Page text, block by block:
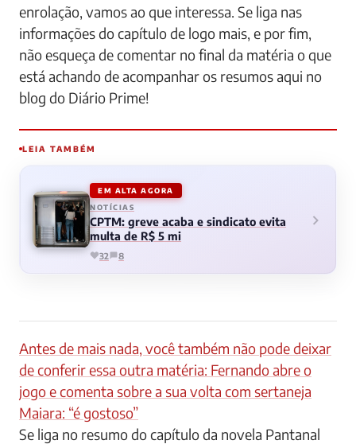
enrolação, vamos ao que interessa. Se liga nas
informações do capítulo de logo mais, e por fim,
não esqueça de comentar no final da matéria o que
está achando de acompanhar os resumos aqui no
blog do Diário Prime!
LEIA TAMBÉM
EM ALTA AGORA
NOTÍCIAS
CPTM: greve acaba e sindicato evita
multa de R$ 5 mi
32 8
Antes de mais nada, você também não pode deixar
de conferir essa outra matéria: Fernando abre o
jogo e comenta sobre a sua volta com sertaneja
Maiara: “é gostoso”
Se liga no resumo do capítulo da novela Pantanal